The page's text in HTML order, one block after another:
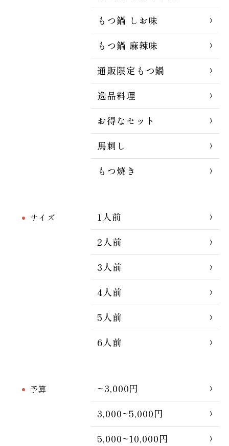
もつ鍋 しお味
もつ鍋 麻辣味
通販限定もつ鍋
逸品料理
お得なセット
馬刺し
もつ焼き
サイズ
1人前
2人前
3人前
4人前
5人前
6人前
予算
~3,000円
3,000~5,000円
5,000~10,000円